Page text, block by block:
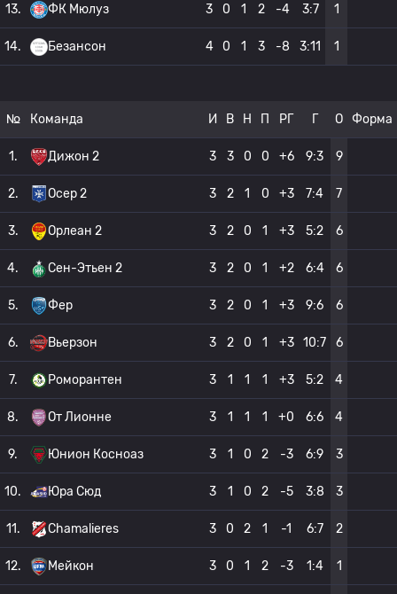
13. ФК Мюлуз 3 0 1 2 -4 3:7 1
14. Безансон 4 0 1 3 -8 3:11 1
№ Команда И В Н П РГ Г О Форма
1. Дижон 2 3 3 0 0 +6 9:3 9
2. Осер 2 3 2 1 0 +3 7:4 7
3. Орлеан 2 3 2 0 1 +3 5:2 6
4. Сен-Этьен 2 3 2 0 1 +2 6:4 6
5. Фер 3 2 0 1 +3 9:6 6
6. Вьерзон 3 2 0 1 +3 10:7 6
7. Роморантен 3 1 1 1 +3 5:2 4
8. От Лионне 3 1 1 1 +0 6:6 4
9. Юнион Косноаз 3 1 0 2 -3 6:9 3
10. Юра Сюд 3 1 0 2 -5 3:8 3
11. Chamalieres 3 0 2 1 -1 6:7 2
12. Мейкон 3 0 1 2 -3 1:4 1